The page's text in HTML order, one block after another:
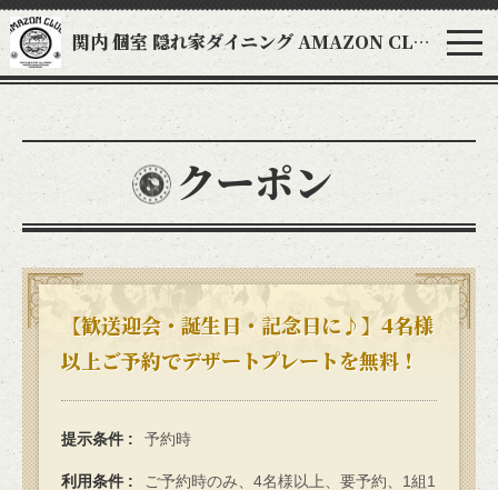
関内 個室 隠れ家ダイニング AMAZON CLUB アマゾンクラブ
クーポン
【歓送迎会・誕生日・記念日に♪】4名様
以上ご予約でデザートプレートを無料！
提示条件 予約時
利用条件
ご予約時のみ、4名様以上、要予約、1組1